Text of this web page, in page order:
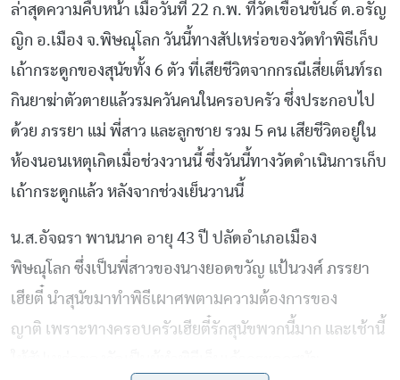
ล่าสุดความคืบหน้า เมื่อวันที่ 22 ก.พ. ที่วัดเขื่อนขันธ์ ต.อรัญ
ญิก อ.เมือง จ.พิษณุโลก วันนี้ทางสัปเหร่อของวัดทำพิธีเก็บ
เถ้ากระดูกของสุนัขทั้ง 6 ตัว ที่เสียชีวิตจากกรณีเสี่ยเต็นท์รถ
กินยาฆ่าตัวตายแล้วรมควันคนในครอบครัว ซึ่งประกอบไป
ด้วย ภรรยา แม่ พี่สาว และลูกชาย รวม 5 คน เสียชีวิตอยู่ใน
ห้องนอนเหตุเกิดเมื่อช่วงวานนี้ ซึ่งวันนี้ทางวัดดำเนินการเก็บ
เถ้ากระดูกแล้ว หลังจากช่วงเย็นวานนี้
น.ส.อัจฉรา พานนาค อายุ 43 ปี ปลัดอำเภอเมือง
พิษณุโลก ซึ่งเป็นพี่สาวของนางยอดขวัญ แป้นวงศ์ ภรรยา
เฮียตี๋ นำสุนัขมาทำพิธีเผาศพตามความต้องการของ
ญาติ เพราะทางครอบครัวเฮียตี๋รักสุนัขพวกนี้มาก และเช้านี้